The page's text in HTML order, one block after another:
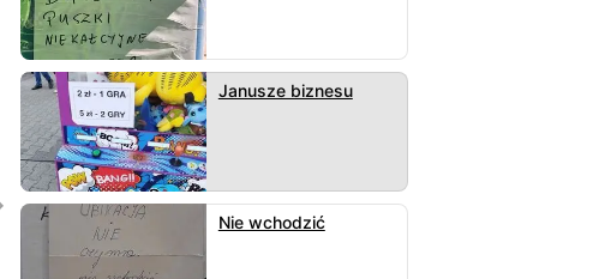
Janusze biznesu
Nie wchodzić